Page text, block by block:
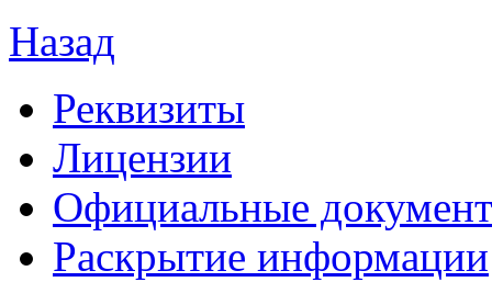
Назад
Реквизиты
Лицензии
Официальные
Раскрытие информации